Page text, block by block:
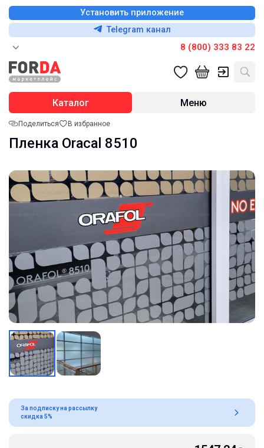
Установить приложение
Telegram канал
8 (800) 333 83 22
Каталог Меню
Поделиться В избранное
Пленка Oracal 8510
За подписку на рассылку
скидка 5%